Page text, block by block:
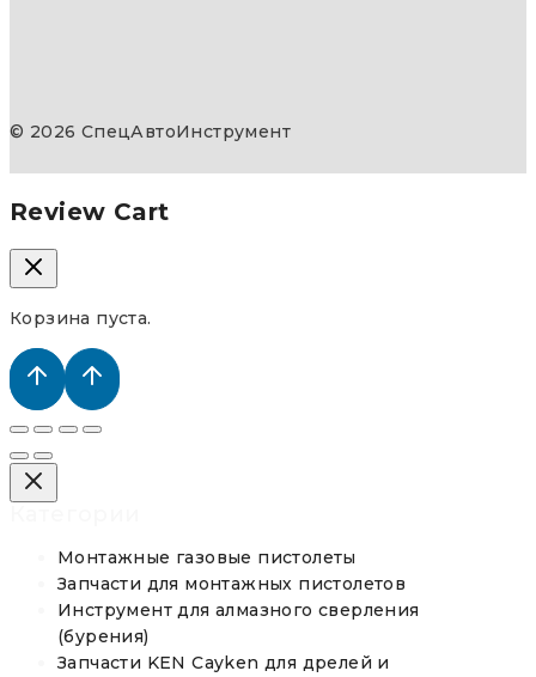
© 2026 СпецАвтоИнструмент
Review Cart
Корзина пуста.
Монтажные газовые пистолеты
Запчасти для монтажных пистолетов
Инструмент для алмазного сверления
(бурения)
Запчасти KEN Cayken для дрелей и